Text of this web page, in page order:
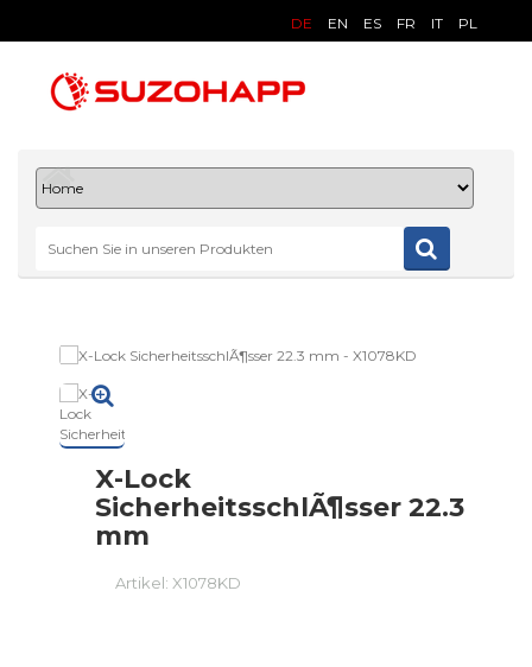
DE EN ES FR IT PL
X-Lock
SicherheitsschlÃ¶sser 22.3
mm
Artikel: X1078KD